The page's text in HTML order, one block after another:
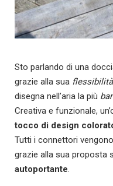
Sto parlando di una
grazie alla sua flessibilità
disegna nell’aria la più
Creativa e funzionale,
tocco di design
Tutti i connettori
grazie alla sua proposta
autoportante